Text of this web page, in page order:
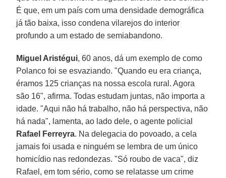
É que, em um país com uma densidade demográfica
já tão baixa, isso condena vilarejos do interior
profundo a um estado de semiabandono.
Miguel Aristégui, 60 anos, dá um exemplo de como
Polanco foi se esvaziando. "Quando eu era criança,
éramos 125 crianças na nossa escola rural. Agora
são 16", afirma. Todas estudam juntas, não importa a
idade. "Aqui não há trabalho, não há perspectiva, não
há nada", lamenta, ao lado dele, o agente policial
Rafael Ferreyra. Na delegacia do povoado, a cela
jamais foi usada e ninguém se lembra de um único
homicídio nas redondezas. "Só roubo de vaca", diz
Rafael, em tom sério, como se relatasse um crime